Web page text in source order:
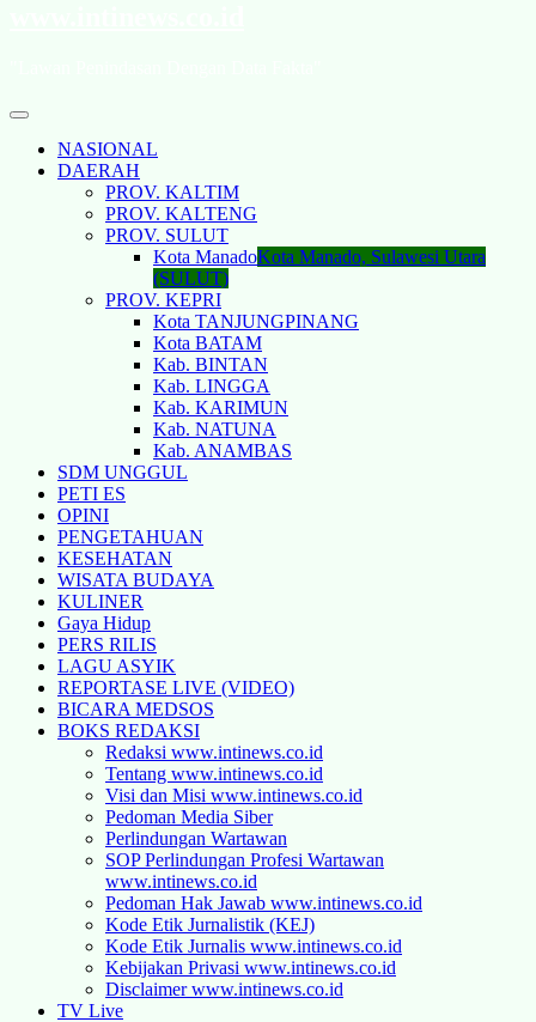
NASIONAL
DAERAH
PROV. KALTIM
PROV. KALTENG
PROV. SULUT
Kota ManadoKota Manado, Sulawesi Utara
(SULUT)
PROV. KEPRI
Kota TANJUNGPINANG
Kota BATAM
Kab. BINTAN
Kab. LINGGA
Kab. KARIMUN
Kab. NATUNA
Kab. ANAMBAS
SDM UNGGUL
PETI ES
OPINI
PENGETAHUAN
KESEHATAN
WISATA BUDAYA
KULINER
Gaya Hidup
PERS RILIS
LAGU ASYIK
REPORTASE LIVE (VIDEO)
BICARA MEDSOS
BOKS REDAKSI
Redaksi www.intinews.co.id
Tentang www.intinews.co.id
Visi dan Misi www.intinews.co.id
Pedoman Media Siber
Perlindungan Wartawan
SOP Perlindungan Profesi Wartawan
www.intinews.co.id
Pedoman Hak Jawab www.intinews.co.id
Kode Etik Jurnalistik (KEJ)
Kode Etik Jurnalis www.intinews.co.id
Kebijakan Privasi www.intinews.co.id
Disclaimer www.intinews.co.id
TV Live